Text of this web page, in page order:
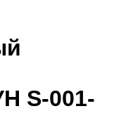
S-001-